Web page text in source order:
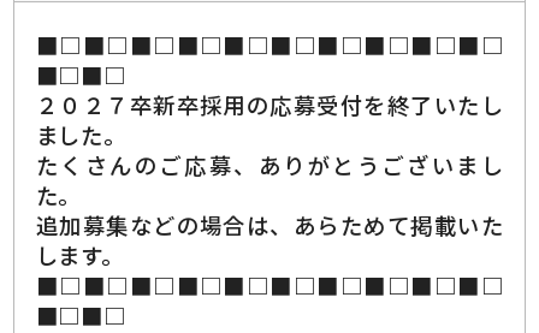
■□■□■□■□■□■□■□■□■□■□
■□■□
２０２７卒新卒採用の応募受付を終了いたし
ました。
たくさんのご応募、ありがとうございまし
た。
追加募集などの場合は、あらためて掲載いた
します。
■□■□■□■□■□■□■□■□■□■□
■□■□